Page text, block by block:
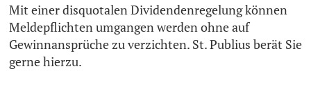
Mit einer disquotalen Dividendenregelung können
Meldepflichten umgangen werden ohne auf
Gewinnansprüche zu verzichten. St. Publius berät Sie
gerne hierzu.